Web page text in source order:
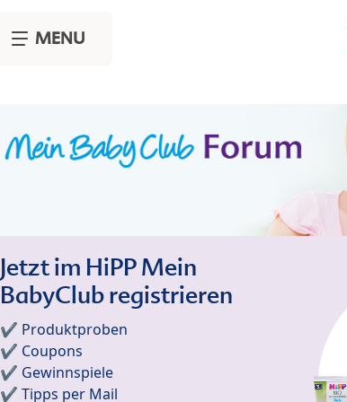
MENU
Jetzt im HiPP Mein
BabyClub registrieren
✔️ Produktproben
✔️ Coupons
✔️ Gewinnspiele
✔️ Tipps per Mail